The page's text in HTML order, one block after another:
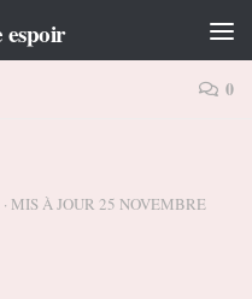
0
· MIS À JOUR 25 NOVEMBRE